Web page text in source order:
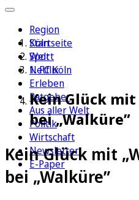
Region
Köln
Sport
1. FC Köln
Erleben
Ratgeber
Aus aller Welt
Politik
Wirtschaft
Newsletter
E-Paper
Startseite
Welt
Netflix
Kein Glück mit
bei „Walküre”
Kein Glück mit
bei „Walküre”